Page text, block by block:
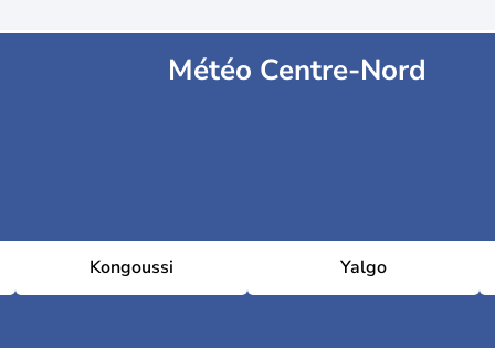
Météo Centre-Nord
Kongoussi Yalgo